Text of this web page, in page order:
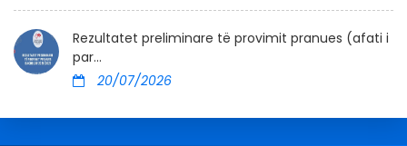
Rezultatet preliminare të provimit pranues (afati i
par...
20/07/2026